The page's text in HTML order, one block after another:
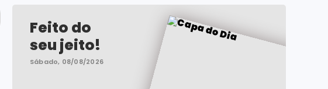
Feito do
seu jeito!
Sábado, 08/08/2026